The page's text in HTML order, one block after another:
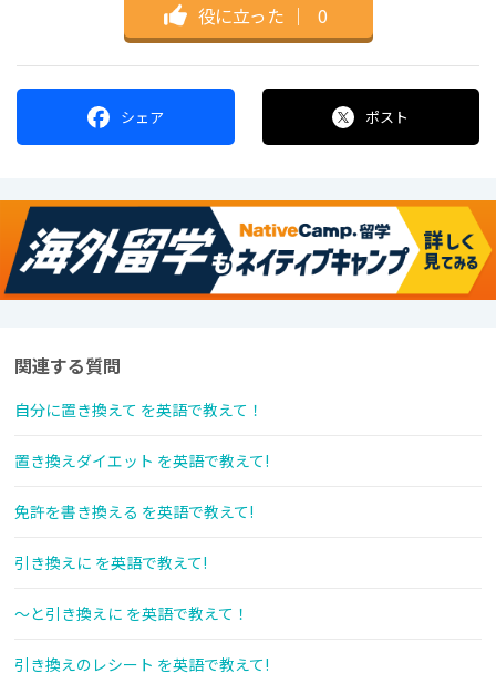
役に立った ｜ 0
シェア ポスト
関連する質問
自分に置き換えて を英語で教えて！
置き換えダイエット を英語で教えて!
免許を書き換える を英語で教えて!
引き換えに を英語で教えて!
～と引き換えに を英語で教えて！
引き換えのレシート を英語で教えて!